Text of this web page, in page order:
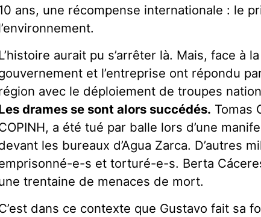
ans, une récompense internationale : le
aurait pu s’arrêter là. Mais, face à
et l’entreprise ont répondu
avec le déploiement de troupes
drames se sont alors succédés. Tomas
a été tué par balle lors d’une
les bureaux d’Agua Zarca. D’autres
e-s et torturé-e-s. Berta
trentaine de menaces de mort.
dans ce contexte que Gustavo fait sa